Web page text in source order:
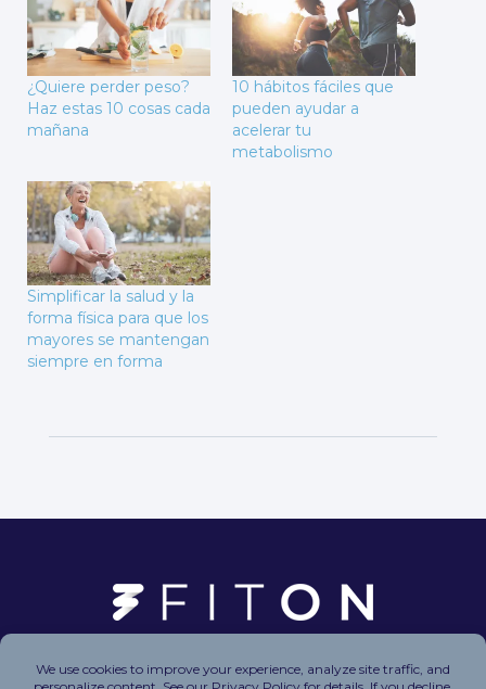
¿Quiere perder peso?
Haz estas 10 cosas cada
mañana
10 hábitos fáciles que
pueden ayudar a
acelerar tu
metabolismo
Simplificar la salud y la
forma física para que los
mayores se mantengan
siempre en forma